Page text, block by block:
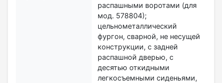
распашными воротами (для
мод. 578804);
цельнометаллический
фургон, сварной, не несущей
конструкции, с задней
распашной дверью, с
десятью откидными
легкосъемными сиденьями,